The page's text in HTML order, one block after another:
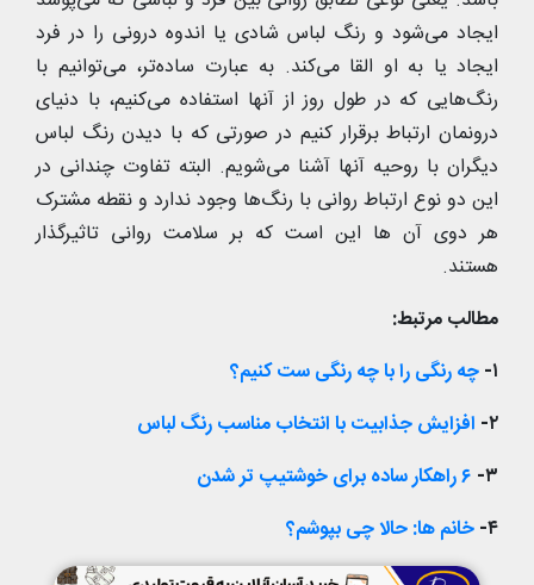
ایجاد می‌شود و رنگ لباس شادی یا اندوه درونی را در فرد
ایجاد یا به او القا می‌کند. به عبارت ساده‌تر، می‌توانیم با
رنگ‌هایی که در طول روز از آنها استفاده می‌کنیم، با دنیای
درونمان ارتباط برقرار کنیم در صورتی که با دیدن رنگ لباس
دیگران با روحیه آنها آشنا می‌شویم. البته تفاوت چندانی در
این دو نوع ارتباط روانی با رنگ‌ها وجود ندارد و نقطه مشترک
هر دوی آن ها این است که بر سلامت روانی تاثیرگذار
هستند.
مطالب مرتبط:
۱- چه رنگی را با چه رنگی ست کنیم؟
۲- افزایش جذابیت با انتخاب مناسب رنگ لباس
۳- ۶ راهکار ساده برای خوشتیپ تر شدن
۴- خانم ها: حالا چی بپوشم؟